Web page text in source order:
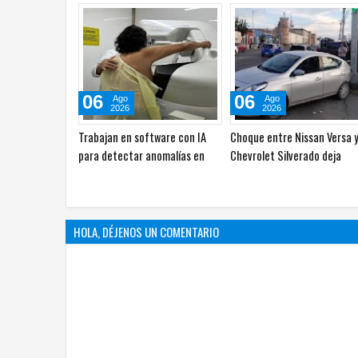
Vuelca camioneta en la
carretera Camargo–Estación
06
Ago
2026
Desarrollan prototipo de
realidad virtual para apoyar
06
Ago
2026
HOLA, DÉJENOS UN COMENTARIO